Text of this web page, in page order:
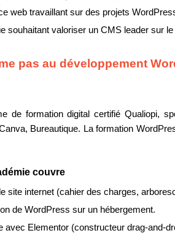
web travaillant sur des projets
souhaitant valoriser un CMS leader sur
pas au développement
de formation digital certifié Qualiopi,
Bureautique. La formation
couvre
site internet (cahier des charges,
de WordPress sur un hébergement.
avec Elementor (constructeur drag-and-